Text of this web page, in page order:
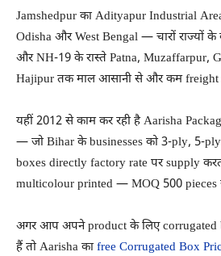
Jamshedpur का Adityapur Industrial
Odisha और West Bengal — चारों राज्यों के
और NH-19 के रास्ते Patna, Muzaffarpur,
Hajipur तक माल आसानी से और कम freight
यहीं 2012 से काम कर रही है Aarisha
— जो Bihar के businesses को 3-ply, 5-
boxes directly factory rate पर supply
multicolour printed — MOQ 500 pieces
अगर आप अपने product के लिए corrugated
हैं तो Aarisha का free Corrugated Box